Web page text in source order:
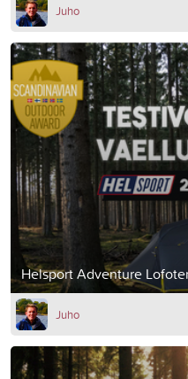
Juho
Helsport Adventure
Juho